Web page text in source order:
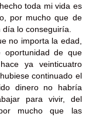
toda mi vida es
por mucho que de
lo conseguiría.
no importa la edad,
de que
ya veinticuatro
continuado el
dinero no habría
para vivir, del
mucho que las